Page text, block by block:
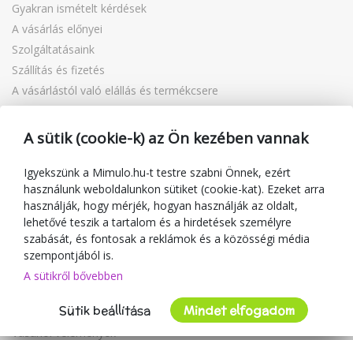
Gyakran ismételt kérdések
A vásárlás előnyei
Szolgáltatásaink
Szállítás és fizetés
A vásárlástól való elállás és termékcsere
Reklamáció
Ajándékutalványok
Blog
A kereskedőről
Mimulo.hu
Felhasználási feltételek
Adatvédelmi irányelvek
Együttműködés
Vásárlói vélemények
A sütik (cookie-k) az Ön kezében vannak
Igyekszünk a Mimulo.hu-t testre szabni Önnek, ezért
használunk weboldalunkon sütiket (cookie-kat). Ezeket arra
használják, hogy mérjék, hogyan használják az oldalt,
lehetővé teszik a tartalom és a hirdetések személyre
szabását, és fontosak a reklámok és a közösségi média
szempontjából is.
A sütikről bővebben
Sütik beállítása Mindet elfogadom